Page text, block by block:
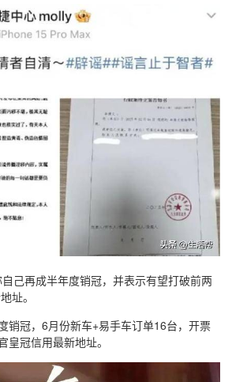
己再成半年度销冠，并表示有望打破前两
址。
销冠，6月份新车+易手车订单16台，开票
皇冠信用最新地址。